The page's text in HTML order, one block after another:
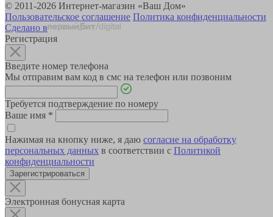
© 2011-2026 Интернет-магазин «Ваш Дом»
Пользовательское соглашение Политика конфиденциальности
Сделано в
Регистрация
Введите номер телефона
Мы отправим вам код в смс на телефон или позвоним
Требуется подтверждение по номеру
Ваше имя *
Нажимая на кнопку ниже, я даю согласие на обработку
персональных данных в соответствии с Политикой
конфиденциальности
Зарегистрироваться
Электронная бонусная карта